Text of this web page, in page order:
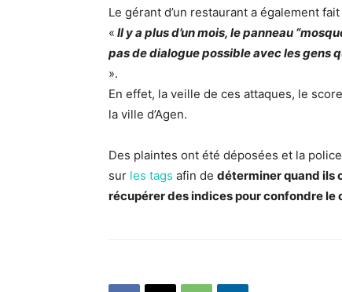
Le gérant d’un restaurant a également
« Il y a plus d’un mois, le panneau
pas de dialogue possible avec les gens
».
En effet, la veille de ces attaques, le
la ville d’Agen.
Des plaintes ont été déposées et la
sur les tags afin de déterminer quand ils
récupérer des indices pour confondre le